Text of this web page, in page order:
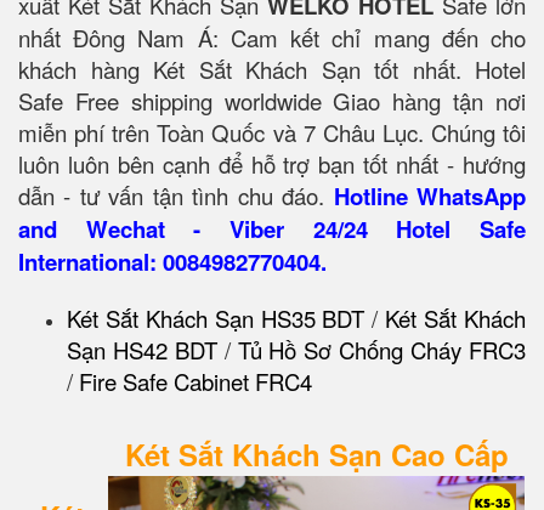
nhất Đông Nam Á: Cam kết chỉ mang đến cho
khách hàng Két Sắt Khách Sạn tốt nhất. Hotel
Safe Free shipping worldwide Giao hàng tận nơi
miễn phí trên Toàn Quốc và 7 Châu Lục. Chúng tôi
luôn luôn bên cạnh để hỗ trợ bạn tốt nhất - hướng
dẫn - tư vấn tận tình chu đáo. Hotline WhatsApp
and Wechat - Viber 24/24 Hotel Safe
International: 0084982770404.
Két Sắt Khách Sạn HS35 BDT / Két Sắt Khách
Sạn HS42 BDT/Tủ Hồ Sơ Chống Cháy FRC3
/Fire Safe Cabinet FRC4
Két Sắt Khách Sạn Cao Cấp